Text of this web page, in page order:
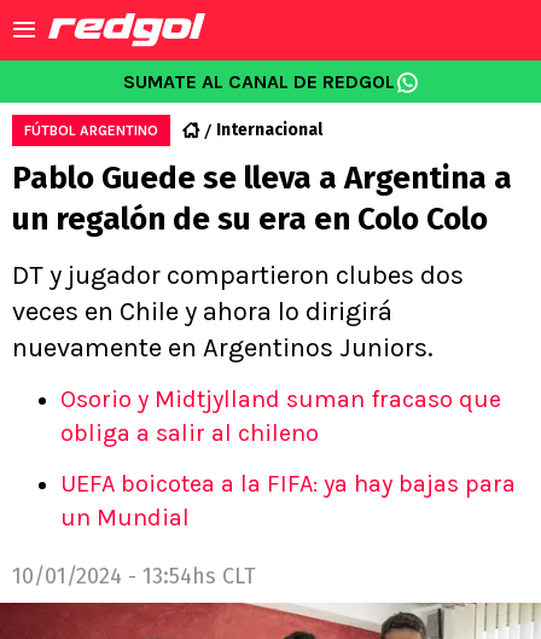
SUMATE AL CANAL DE REDGOL
FÚTBOL ARGENTINO Internacional
Pablo Guede se lleva a Argentina a
un regalón de su era en Colo Colo
DT y jugador compartieron clubes dos
veces en Chile y ahora lo dirigirá
nuevamente en Argentinos Juniors.
Osorio y Midtjylland suman fracaso que
obliga a salir al chileno
UEFA boicotea a la FIFA: ya hay bajas para
un Mundial
10/01/2024 - 13:54hs CLT